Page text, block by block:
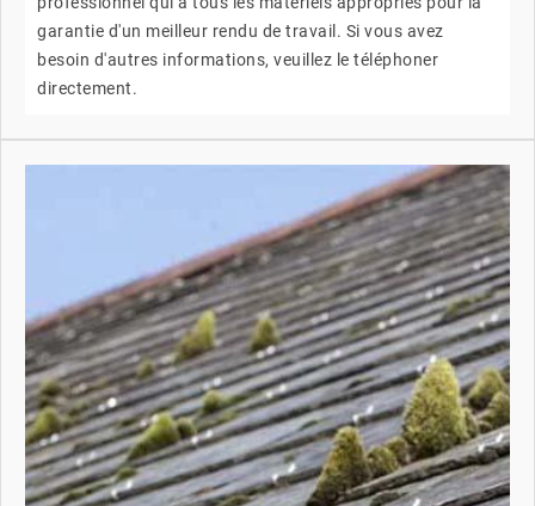
garantie d'un meilleur rendu de travail. Si vous avez
besoin d'autres informations, veuillez le téléphoner
directement.